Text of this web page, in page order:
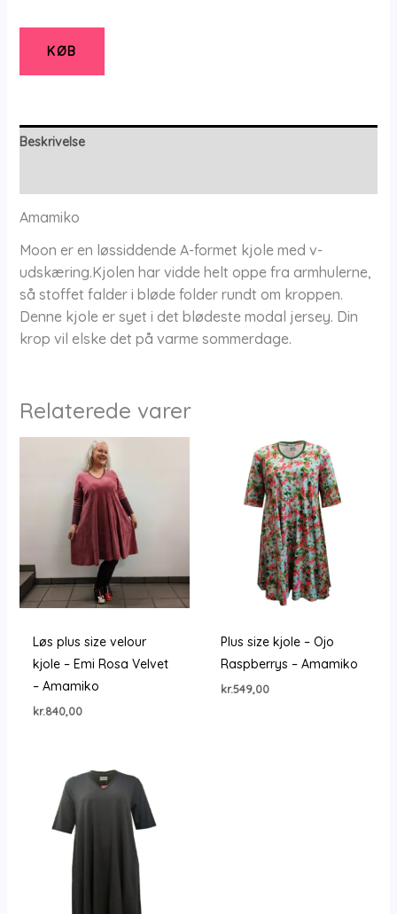
KØB
Beskrivelse
Amamiko
Moon er en løssiddende A-formet kjole med v-
udskæring.Kjolen har vidde helt oppe fra armhulerne,
så stoffet falder i bløde folder rundt om kroppen.
Denne kjole er syet i det blødeste modal jersey. Din
krop vil elske det på varme sommerdage.
Relaterede varer
Løs plus size velour
kjole – Emi Rosa Velvet
– Amamiko
kr.840,00
Plus size kjole – Ojo
Raspberrys – Amamiko
kr.549,00